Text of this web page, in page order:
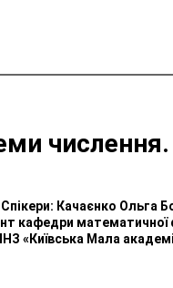
Качаєнко Ольга
кафедри
«Київська Мала